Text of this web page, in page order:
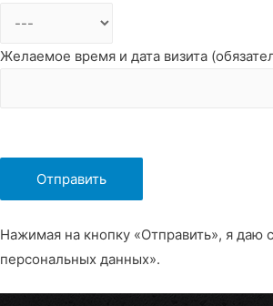
Желаемое время и дата визита
Нажимая на кнопку «Отправить», я даю
персональных данных».